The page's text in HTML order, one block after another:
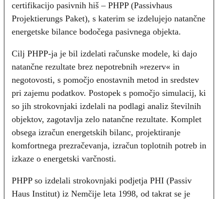
certifikacijo pasivnih hiš – PHPP (Passivhaus
Projektierungs Paket), s katerim se izdelujejo natančne
energetske bilance bodočega pasivnega objekta.
Cilj PHPP-ja je bil izdelati računske modele, ki dajo
natančne rezultate brez nepotrebnih »rezerv« in
negotovosti, s pomočjo enostavnih metod in sredstev
pri zajemu podatkov. Postopek s pomočjo simulacij, ki
so jih strokovnjaki izdelali na podlagi analiz številnih
objektov, zagotavlja zelo natančne rezultate. Komplet
obsega izračun energetskih bilanc, projektiranje
komfortnega prezračevanja, izračun toplotnih potreb in
izkaze o energetski varčnosti.
PHPP so izdelali strokovnjaki podjetja PHI (Passiv
Haus Institut) iz Nemčije leta 1998, od takrat se je